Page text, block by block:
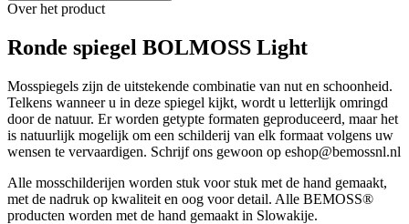
Over het product
Ronde spiegel BOLMOSS Light
Mosspiegels zijn de uitstekende combinatie van nut en schoonheid.
Telkens wanneer u in deze spiegel kijkt, wordt u letterlijk omringd
door de natuur. Er worden getypte formaten geproduceerd, maar het
is natuurlijk mogelijk om een schilderij van elk formaat volgens uw
wensen te vervaardigen. Schrijf ons gewoon op eshop@bemossnl.nl
Alle mosschilderijen worden stuk voor stuk met de hand gemaakt,
met de nadruk op kwaliteit en oog voor detail. Alle BEMOSS®
producten worden met de hand gemaakt in Slowakije.